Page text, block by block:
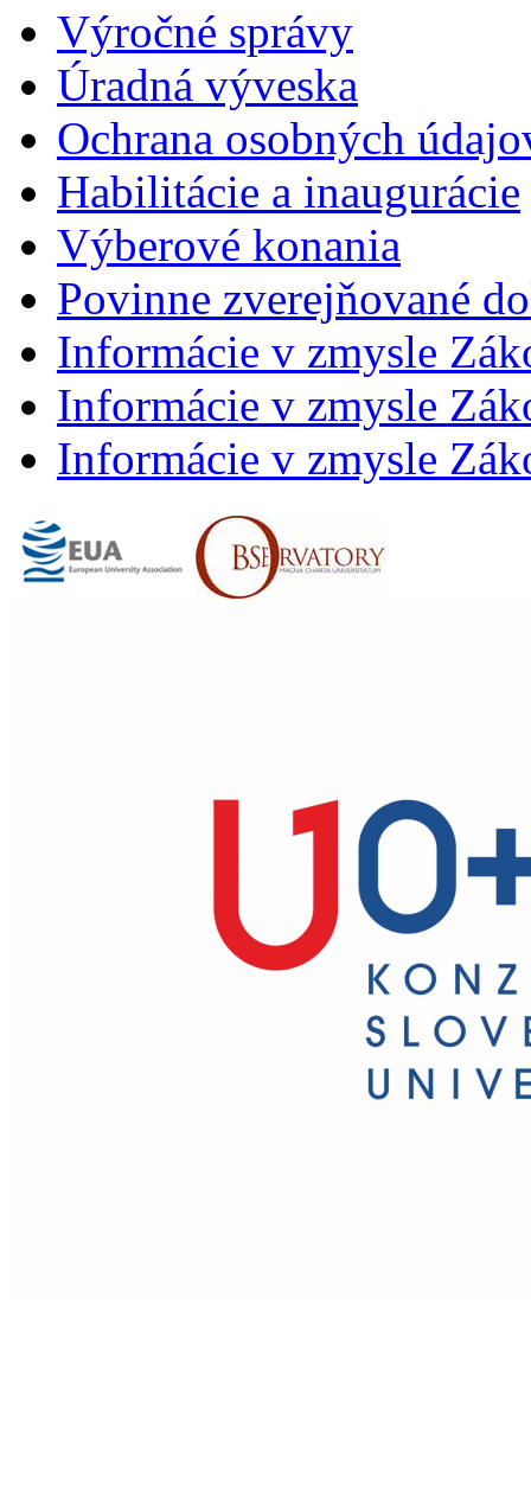
Výročné správy
Úradná výveska
Ochrana osobných
Habilitácie a inaugurácie
Výberové konania
Povinne zverejňované
Informácie v zmysle
Informácie v zmysle
Informácie v zmysle